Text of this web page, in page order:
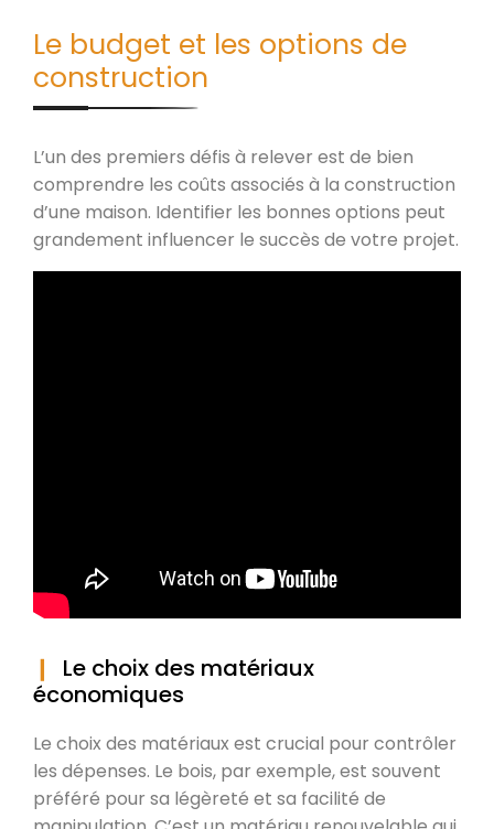
Le budget et les options de
construction
L’un des premiers défis à relever est de bien
comprendre les coûts associés à la construction
d’une maison. Identifier les bonnes options peut
grandement influencer le succès de votre projet.
Le choix des matériaux
économiques
Le choix des matériaux est crucial pour contrôler
les dépenses. Le bois, par exemple, est souvent
préféré pour sa légèreté et sa facilité de